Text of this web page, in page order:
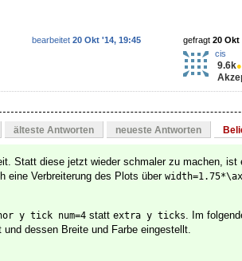
gefragt 20 Okt
cis
9.6k●
bearbeitet 20 Okt '14, 19:45
älteste Antworten neueste Antworten
Statt diese jetzt wieder schmaler zu machen, ist
eine Verbreiterung des Plots über
y tick num=4 statt extra y ticks. Im
dessen Breite und Farbe eingestellt.